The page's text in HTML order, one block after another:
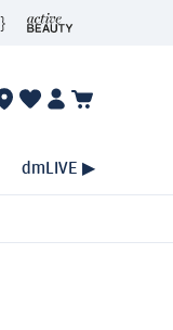
dmLIVE ▶